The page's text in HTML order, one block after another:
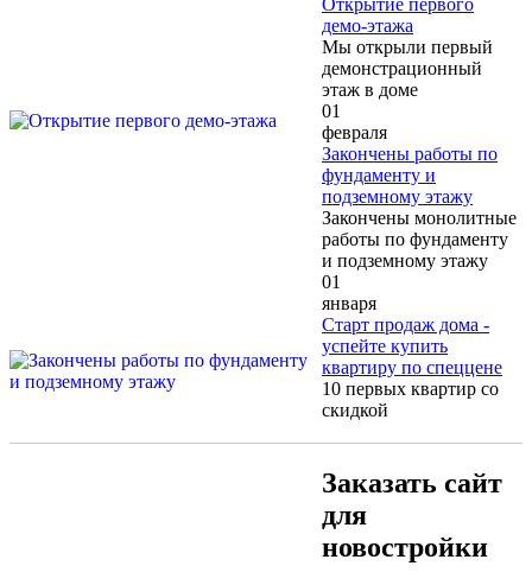
Открытие первого
демо-этажа
Мы открыли первый
демонстрационный
этаж в доме
01
февраля
Закончены работы по
фундаменту и
подземному этажу
Закончены монолитные
работы по фундаменту
и подземному этажу
01
января
Старт продаж дома -
успейте купить
квартиру по спеццене
10 первых квартир со
скидкой
Заказать сайт
для
новостройки